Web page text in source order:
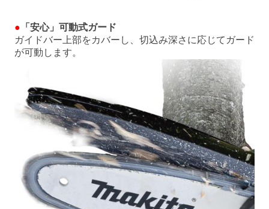
● 「安心」可動式ガード
ガイドバー上部をカバーし、切込み深さに応じてガード
が可動します。